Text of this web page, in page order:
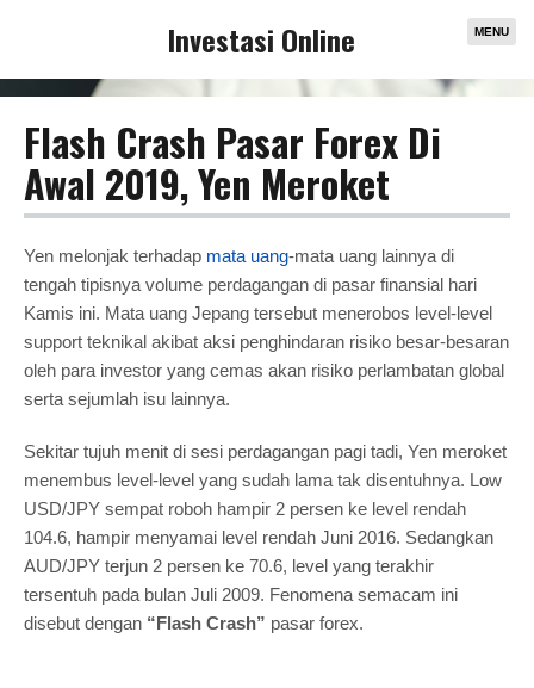
MENU
Investasi Online
Flash Crash Pasar Forex Di
Awal 2019, Yen Meroket
Yen melonjak terhadap mata uang-mata uang lainnya di
tengah tipisnya volume perdagangan di pasar finansial hari
Kamis ini. Mata uang Jepang tersebut menerobos level-level
support teknikal akibat aksi penghindaran risiko besar-besaran
oleh para investor yang cemas akan risiko perlambatan global
serta sejumlah isu lainnya.
Sekitar tujuh menit di sesi perdagangan pagi tadi, Yen meroket
menembus level-level yang sudah lama tak disentuhnya. Low
USD/JPY sempat roboh hampir 2 persen ke level rendah
104.6, hampir menyamai level rendah Juni 2016. Sedangkan
AUD/JPY terjun 2 persen ke 70.6, level yang terakhir
tersentuh pada bulan Juli 2009. Fenomena semacam ini
disebut dengan “Flash Crash” pasar forex.